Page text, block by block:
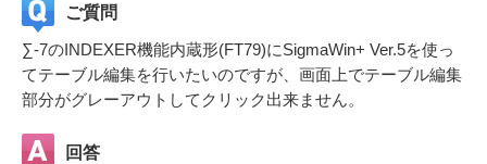
ご質問
∑-7のINDEXER機能内蔵形(FT79)にSigmaWin+ Ver.5を使っ
てテーブル編集を行いたいのですが、画面上でテーブル編集
部分がグレーアウトしてクリック出来ません。
回答